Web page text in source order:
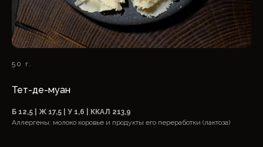
50 г.
Тет-де-муан
Б 12,5 | Ж 17,5 | У 1,6 | ККАЛ 213,9
Аллергены: молоко коровье и продукты его переработки (лактоза)